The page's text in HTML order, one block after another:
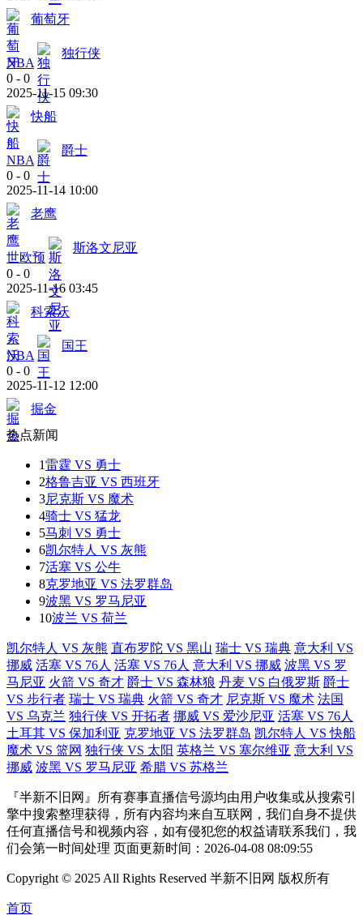
葡萄牙
NBA
独行侠
0 - 0
2025-11-15 09:30
快船
NBA
爵士
0 - 0
2025-11-14 10:00
老鹰
世欧预
斯洛文尼亚
0 - 0
2025-11-16 03:45
科索沃
NBA
国王
0 - 0
2025-11-12 12:00
掘金
热点新闻
1雷霆 VS 勇士
2格鲁吉亚 VS 西班牙
3尼克斯 VS 魔术
4骑士 VS 猛龙
5马刺 VS 勇士
6凯尔特人 VS 灰熊
7活塞 VS 公牛
8克罗地亚 VS 法罗群岛
9波黑 VS 罗马尼亚
10波兰 VS 荷兰
凯尔特人 VS 灰熊 直布罗陀 VS 黑山 瑞士 VS 瑞典 意大利 VS
挪威 活塞 VS 76人 活塞 VS 76人 意大利 VS 挪威 波黑 VS 罗
马尼亚 火箭 VS 奇才 爵士 VS 森林狼 丹麦 VS 白俄罗斯 爵士
VS 步行者 瑞士 VS 瑞典 火箭 VS 奇才 尼克斯 VS 魔术 法国
VS 乌克兰 独行侠 VS 开拓者 挪威 VS 爱沙尼亚 活塞 VS 76人
土耳其 VS 保加利亚 克罗地亚 VS 法罗群岛 凯尔特人 VS 快船
魔术 VS 篮网 独行侠 VS 太阳 英格兰 VS 塞尔维亚 意大利 VS
挪威 波黑 VS 罗马尼亚 希腊 VS 苏格兰
『半新不旧网』所有赛事直播信号源均由用户收集或从搜索引
擎中搜索整理获得，所有内容均来自互联网，我们自身不提供
任何直播信号和视频内容，如有侵犯您的权益请联系我们，我
们会第一时间处理 页面更新时间：2026-04-08 08:09:55
Copyright © 2025 All Rights Reserved 半新不旧网 版权所有
首页